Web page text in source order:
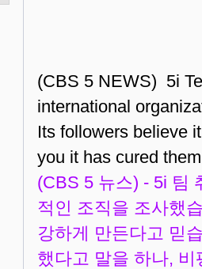
(CBS 5 NEWS) 5i
international
Its followers believe
you it has cured
(CBS 5 뉴스) - 5i 팀
적인 조직을 조사했
강하게 만든다고 믿
했다고 말을 하나,